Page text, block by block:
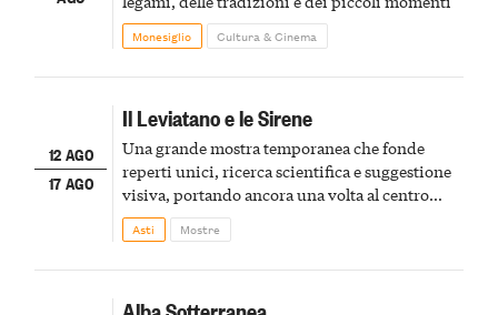
Monesiglio Cultura & Cinema
12 AGO
17 AGO
Il Leviatano e le Sirene
Una grande mostra temporanea che fonde
reperti unici, ricerca scientifica e suggestione
visiva, portando ancora una volta al centro
della scena le meraviglie del passato astigiano
Asti Mostre